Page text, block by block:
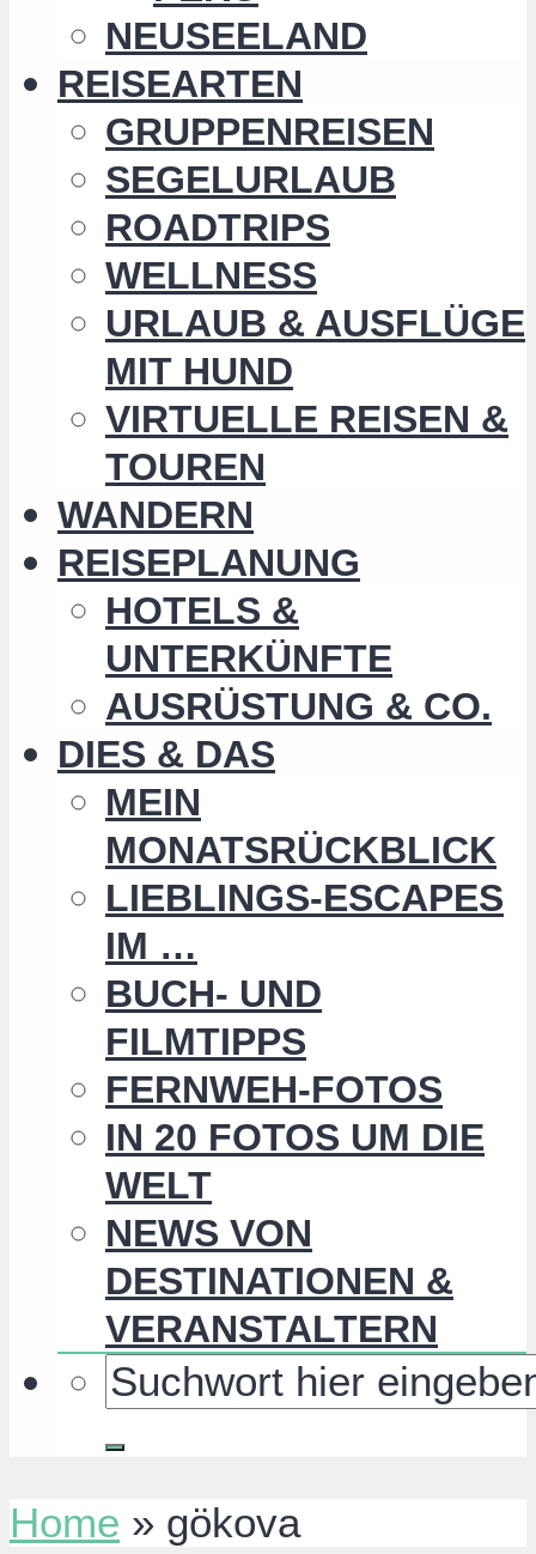
NEUSEELAND
REISEARTEN
GRUPPENREISEN
SEGELURLAUB
ROADTRIPS
WELLNESS
URLAUB & AUSFLÜGE
MIT HUND
VIRTUELLE REISEN &
TOUREN
WANDERN
REISEPLANUNG
HOTELS &
UNTERKÜNFTE
AUSRÜSTUNG & CO.
DIES & DAS
MEIN
MONATSRÜCKBLICK
LIEBLINGS-ESCAPES
IM …
BUCH- UND
FILMTIPPS
FERNWEH-FOTOS
IN 20 FOTOS UM DIE
WELT
NEWS VON
DESTINATIONEN &
VERANSTALTERN
Home » gökova